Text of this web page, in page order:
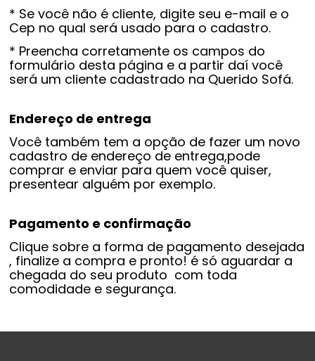
* Se você não é cliente, digite seu e-mail e o
Cep no qual será usado para o cadastro.
* Preencha corretamente os campos do
formulário desta página e a partir daí você
será um cliente cadastrado na Querido Sofá.
Endereço de entrega
Você também tem a opção de fazer um novo
cadastro de endereço de entrega,pode
comprar e enviar para quem você quiser,
presentear alguém por exemplo.
Pagamento e confirmação
Clique sobre a forma de pagamento desejada
, finalize a compra e pronto! é só aguardar a
chegada do seu produto com toda
comodidade e segurança.